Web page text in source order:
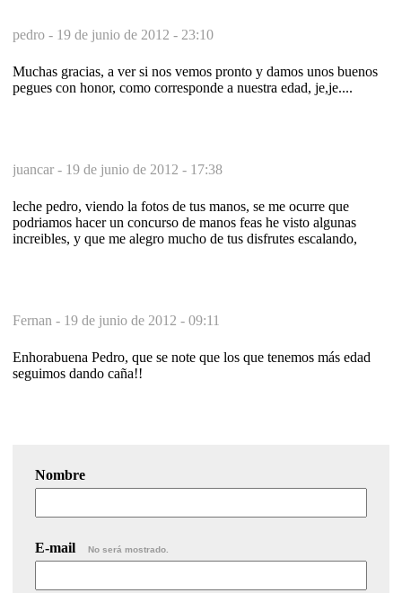
pedro - 19 de junio de 2012 - 23:10
Muchas gracias, a ver si nos vemos pronto y damos unos buenos
pegues con honor, como corresponde a nuestra edad, je,je....
juancar - 19 de junio de 2012 - 17:38
leche pedro, viendo la fotos de tus manos, se me ocurre que
podriamos hacer un concurso de manos feas he visto algunas
increibles, y que me alegro mucho de tus disfrutes escalando,
Fernan - 19 de junio de 2012 - 09:11
Enhorabuena Pedro, que se note que los que tenemos más edad
seguimos dando caña!!
Nombre
E-mail No será mostrado.